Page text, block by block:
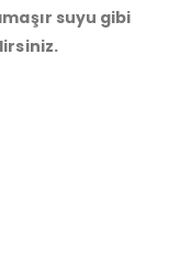
suyu gibi